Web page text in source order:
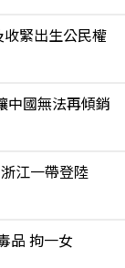
緊出生公民權
中國無法再傾銷
江一帶登陸
品 拘一女